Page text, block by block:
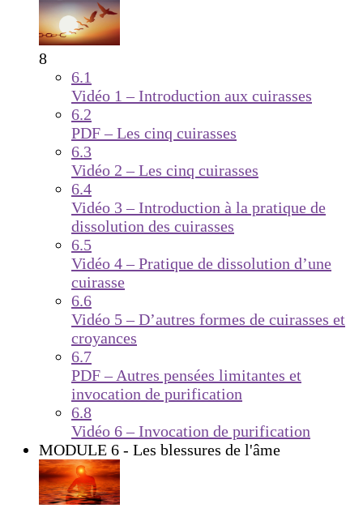
8
6.1
Vidéo 1 – Introduction aux cuirasses
6.2
PDF – Les cinq cuirasses
6.3
Vidéo 2 – Les cinq cuirasses
6.4
Vidéo 3 – Introduction à la pratique de
dissolution des cuirasses
6.5
Vidéo 4 – Pratique de dissolution d’une
cuirasse
6.6
Vidéo 5 – D’autres formes de cuirasses et
croyances
6.7
PDF – Autres pensées limitantes et
invocation de purification
6.8
Vidéo 6 – Invocation de purification
MODULE 6 - Les blessures de l'âme